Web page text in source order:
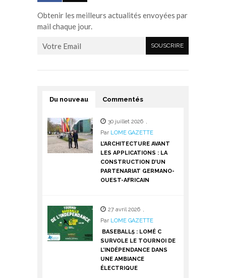
Obtenir les meilleurs actualités envoyées par
mail chaque jour.
Du nouveau Commentés
30 juillet 2026 ,
Par LOME GAZETTE
L’ARCHITECTURE AVANT
LES APPLICATIONS : LA
CONSTRUCTION D’UN
PARTENARIAT GERMANO-
OUEST-AFRICAIN
27 avril 2026 ,
Par LOME GAZETTE
BASEBALL5 : LOMÉ C
SURVOLE LE TOURNOI DE
L’INDÉPENDANCE DANS
UNE AMBIANCE
ÉLECTRIQUE